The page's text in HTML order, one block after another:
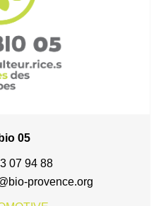
05
07 94 88
provence.org